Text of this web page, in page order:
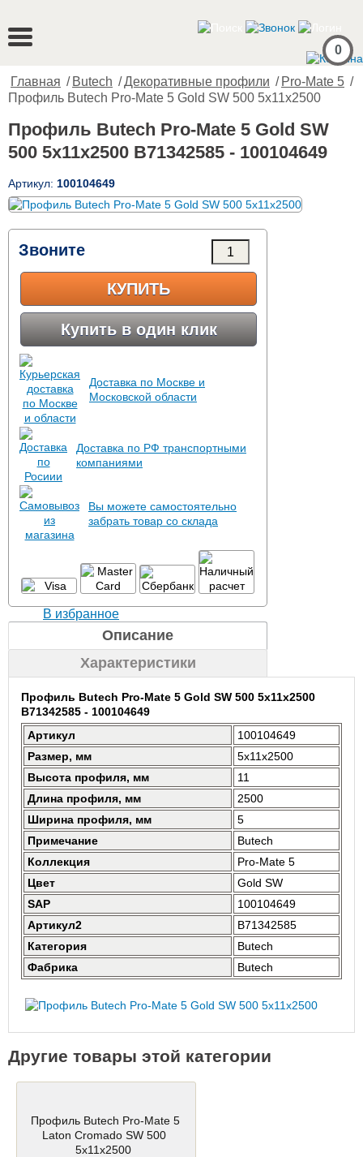
0
Главная / Butech /Декоративные профили / Pro-Mate 5 /
Профиль Butech Pro-Mate 5 Gold SW 500 5x11x2500
Профиль Butech Pro-Mate 5 Gold SW
500 5x11x2500 B71342585 - 100104649
Артикул: 100104649
Звоните
КУПИТЬ
Купить в один клик
Доставка по Москве и
Московской области
Доставка по РФ транспортными
компаниями
Вы можете самостоятельно
забрать товар со склада
В избранное
Описание
Характеристики
Профиль Butech Pro-Mate 5 Gold SW 500 5x11x2500
B71342585 - 100104649
Артикул
100104649
Размер, мм
5x11x2500
Высота профиля, мм
11
Длина профиля, мм
2500
Ширина профиля, мм
5
Примечание
Butech
Коллекция
Pro-Mate 5
Цвет
Gold SW
SAP
100104649
Артикул2
B71342585
Категория
Butech
Фабрика
Butech
Другие товары этой категории
Профиль Butech Pro-Mate 5
Laton Cromado SW 500
5x11x2500